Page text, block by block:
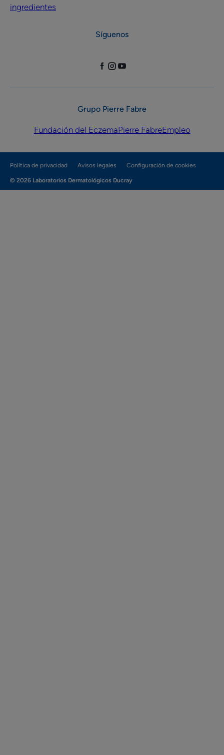
ingredientes
Síguenos
Grupo Pierre Fabre
Fundación del EczemaPierre FabreEmpleo
Política de privacidad Avisos legales Configuración de cookies
© 2026 Laboratorios Dermatológicos Ducray